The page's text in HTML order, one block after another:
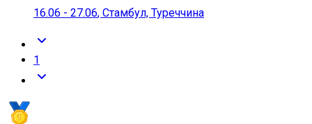
16.06 - 27.06, Стамбул, Туреччина
1